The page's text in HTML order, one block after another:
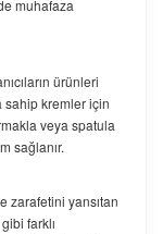
muhafaza
ürünleri
sahip kremler için
veya spatula
sağlanır.
zarafetini yansıtan
farklı